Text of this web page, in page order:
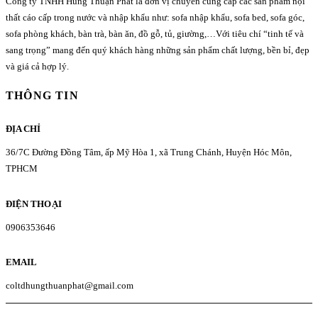
thất cáo cấp trong nước và nhập khẩu như: sofa nhập khẩu, sofa bed, sofa góc,
sofa phòng khách, bàn trà, bàn ăn, đồ gỗ, tủ, giường,…Với tiêu chí “tinh tế và
sang trọng” mang đến quý khách hàng những sản phẩm chất lượng, bền bỉ, đẹp
và giá cả hợp lý.
THÔNG TIN
ĐỊA CHỈ
36/7C Đường Đồng Tâm, ấp Mỹ Hòa 1, xã Trung Chánh, Huyện Hóc Môn,
TPHCM
ĐIỆN THOẠI
0906353646
EMAIL
coltdhungthuanphat@gmail.com